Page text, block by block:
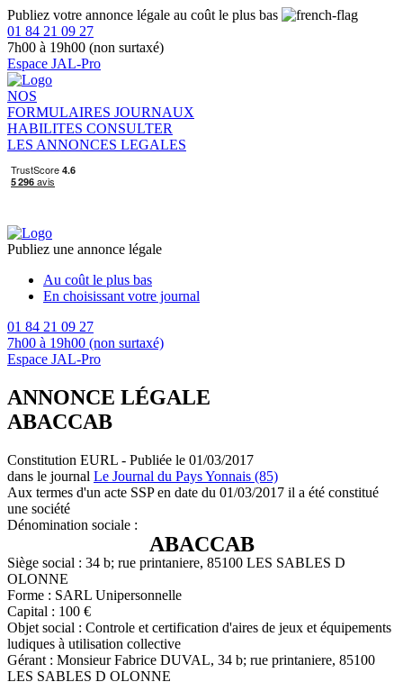
Publiez votre annonce légale au coût le plus bas
01 84 21 09 27
7h00 à 19h00 (non surtaxé)
Espace JAL-Pro
NOS
FORMULAIRES JOURNAUX
HABILITES CONSULTER
LES ANNONCES LEGALES
Publiez une annonce légale
Au coût le plus bas
En choisissant votre journal
01 84 21 09 27
7h00 à 19h00 (non surtaxé)
Espace JAL-Pro
ANNONCE LÉGALE
ABACCAB
Constitution EURL - Publiée le 01/03/2017
dans le journal Le Journal du Pays Yonnais (85)
Aux termes d'un acte SSP en date du 01/03/2017 il a été constitué
une société
Dénomination sociale :
ABACCAB
Siège social : 34 b; rue printaniere, 85100 LES SABLES D
OLONNE
Forme : SARL Unipersonnelle
Capital : 100 €
Objet social : Controle et certification d'aires de jeux et équipements
ludiques à utilisation collective
Gérant : Monsieur Fabrice DUVAL, 34 b; rue printaniere, 85100
LES SABLES D OLONNE